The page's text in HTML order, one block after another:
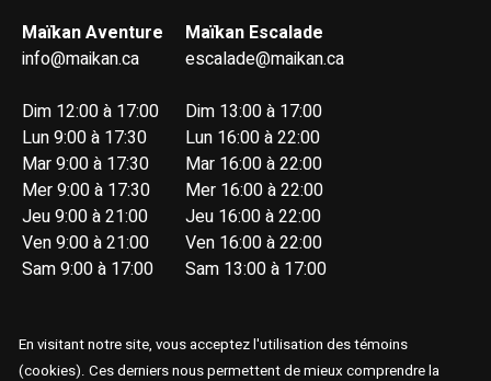
Maïkan Aventure
info@maikan.ca
Dim 12:00 à 17:00
Lun 9:00 à 17:30
Mar 9:00 à 17:30
Mer 9:00 à 17:30
Jeu 9:00 à 21:00
Ven 9:00 à 21:00
Sam 9:00 à 17:00
Maïkan Escalade
escalade@maikan.ca
Dim 13:00 à 17:00
Lun 16:00 à 22:00
Mar 16:00 à 22:00
Mer 16:00 à 22:00
Jeu 16:00 à 22:00
Ven 16:00 à 22:00
Sam 13:00 à 17:00
En visitant notre site, vous acceptez l'utilisation des témoins
(cookies). Ces derniers nous permettent de mieux comprendre la